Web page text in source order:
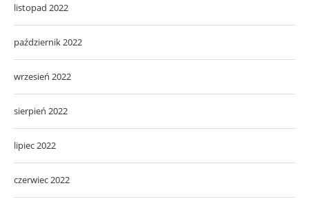
listopad 2022
październik 2022
wrzesień 2022
sierpień 2022
lipiec 2022
czerwiec 2022